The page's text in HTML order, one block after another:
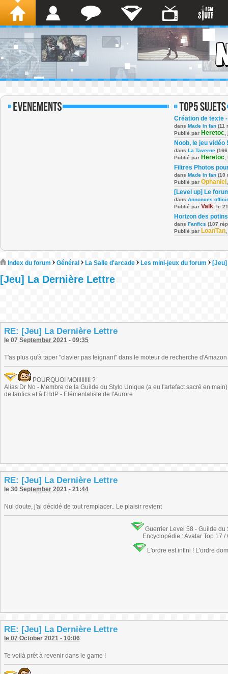
Création de texte
dans Made in fan (11
Publié par Heretoc
Noob, le jeu vidéo !
dans La Taverne
Publié par Heretoc
Filtres Photos
dans Made in fan (10
Publié par Ophaniel
[Level up] Le
dans Annonces
Publié par Valk le
Horizon des potins
dans Fanfics (107
Publié par LoanTan
Index du forum Général La Salle d'arcade Les mini-jeux du forum
[Jeu] La Dernière Lettre
RE: [Jeu] La Dernière Lettre
le 07 September 2021 - 09:35
T'as plus qu'à taper "clavier pas feignant" dans le moteur de recherche d'Amazon
POURQUOI MOIIIIIIIII ?
Alias Dr No - Membre de la Guilde du Stylo Unique (a eu l'artefact sacré en
de fanfics et à l'HdP - Elémentaliste de l'Aurore
RE: [Jeu] La Dernière Lettre
le 30 September 2021 - 21:44
Nul doute, j'ai décidé de tout remplacer.. Le plaisir revient
Guerrier Level 58 - Guilde
Encyclopédie : Avatar Top 17 /
L'ordre est infini ! L'ordre
RE: [Jeu] La Dernière Lettre
le 07 October 2021 - 10:06
Te voilà prêt à revenir dans le game !